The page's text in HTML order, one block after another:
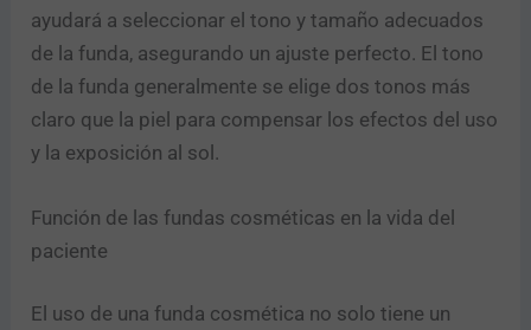
ayudará a seleccionar el tono y tamaño adecuados
de la funda, asegurando un ajuste perfecto. El tono
de la funda generalmente se elige dos tonos más
claro que la piel para compensar los efectos del uso
y la exposición al sol.
Función de las fundas cosméticas en la vida del
paciente
El uso de una funda cosmética no solo tiene un